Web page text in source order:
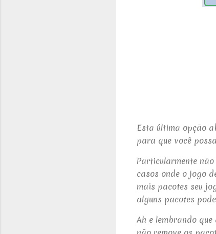
Esta última opção
para que você
Particularmente
casos onde o jogo
mais pacotes seu
alguns pacotes
Ah e lembrando